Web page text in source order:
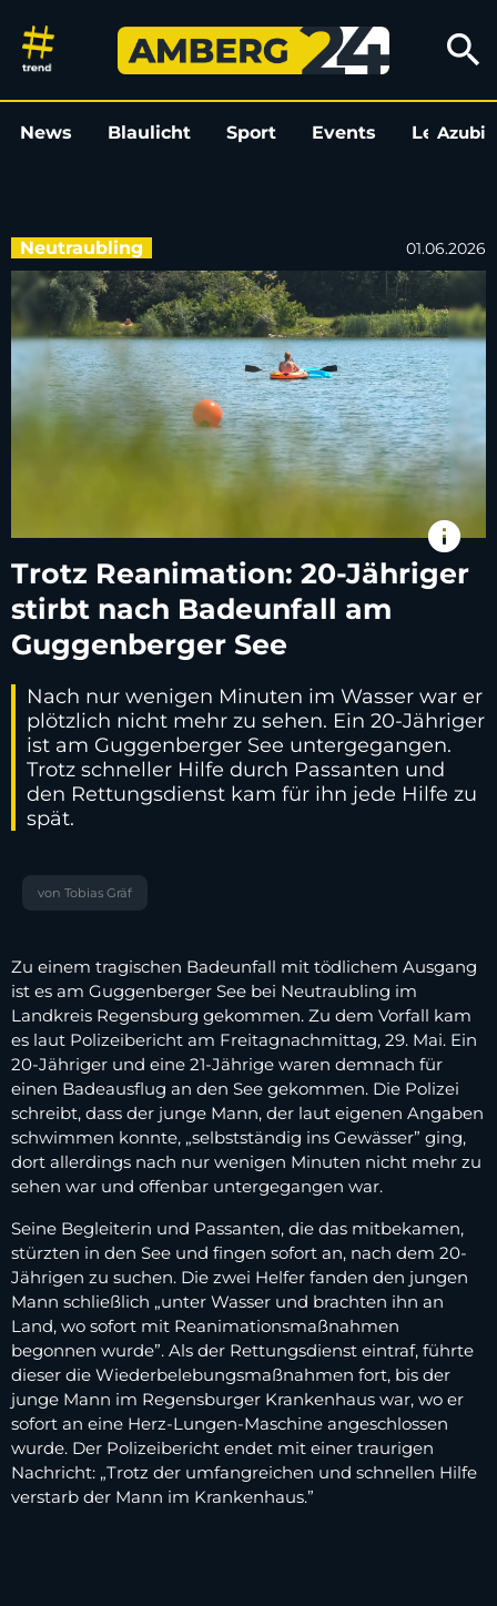
Trotz Reanimation: 20-
search
News Blaulicht Sport Events LeoAzubi
Neutraubling 01.06.2026
info
Trotz Reanimation: 20-Jähriger
stirbt nach Badeunfall am
Guggenberger See
Nach nur wenigen Minuten im Wasser war er
plötzlich nicht mehr zu sehen. Ein 20-Jähriger
ist am Guggenberger See untergegangen.
Trotz schneller Hilfe durch Passanten und
den Rettungsdienst kam für ihn jede Hilfe zu
spät.
von Tobias Gräf
Zu einem tragischen Badeunfall mit tödlichem Ausgang
ist es am Guggenberger See bei Neutraubling im
Landkreis Regensburg gekommen. Zu dem Vorfall kam
es laut Polizeibericht am Freitagnachmittag, 29. Mai. Ein
20-Jähriger und eine 21-Jährige waren demnach für
einen Badeausflug an den See gekommen. Die Polizei
schreibt, dass der junge Mann, der laut eigenen Angaben
schwimmen konnte, „selbstständig ins Gewässer” ging,
dort allerdings nach nur wenigen Minuten nicht mehr zu
sehen war und offenbar untergegangen war.
Seine Begleiterin und Passanten, die das mitbekamen,
stürzten in den See und fingen sofort an, nach dem 20-
Jährigen zu suchen. Die zwei Helfer fanden den jungen
Mann schließlich „unter Wasser und brachten ihn an
Land, wo sofort mit Reanimationsmaßnahmen
begonnen wurde”. Als der Rettungsdienst eintraf, führte
dieser die Wiederbelebungsmaßnahmen fort, bis der
junge Mann im Regensburger Krankenhaus war, wo er
sofort an eine Herz-Lungen-Maschine angeschlossen
wurde. Der Polizeibericht endet mit einer traurigen
Nachricht: „Trotz der umfangreichen und schnellen Hilfe
verstarb der Mann im Krankenhaus.”